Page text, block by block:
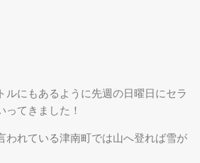
ース
ルにもあるように先週の日曜日にセラ
ってきました！
われている津南町では山へ登れば雪が